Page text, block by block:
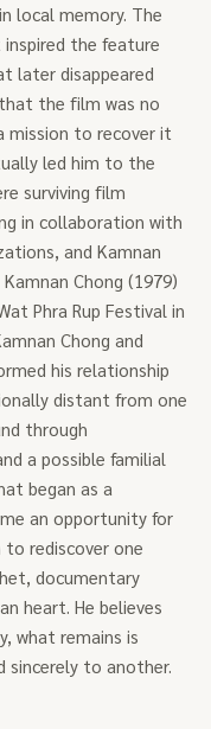
local memory. The
the feature
later disappeared
the film was no
mission to recover it
led him to the
surviving film
in collaboration with
and Kamnan
Chong (1979)
Phra Rup Festival in
Chong and
his relationship
distant from one
through
a possible familial
began as a
an opportunity for
rediscover one
documentary
heart. He believes
what remains is
sincerely to another.